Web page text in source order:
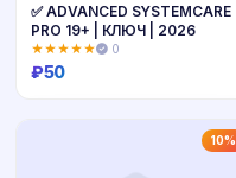
✅ ADVANCED SYSTEMCARE
PRO 19+ | КЛЮЧ | 2026
★★★★★ 0
₽50
10%